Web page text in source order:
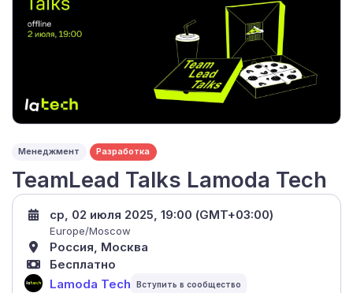
Менеджмент Разработка
TeamLead Talks Lamoda Tech
ср, 02 июля 2025, 19:00 (GMT+03:00)
Europe/Moscow
Россия, Москва
Бесплатно
Lamoda Tech